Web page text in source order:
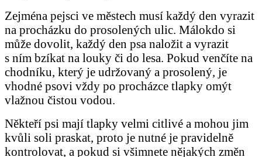
Zejména pejsci ve městech musí každý den vyrazit
na procházku do prosolených ulic. Málokdo si
může dovolit, každý den psa naložit a vyrazit
s ním bzíkat na louky či do lesa. Pokud venčíte na
chodníku, který je udržovaný a prosolený, je
vhodné psovi vždy po procházce tlapky omýt
vlažnou čistou vodou.
Někteří psi mají tlapky velmi citlivé a mohou jim
kvůli soli praskat, proto je nutné je pravidelně
kontrolovat, a pokud si všimnete nějakých změn